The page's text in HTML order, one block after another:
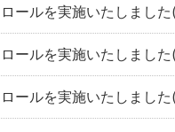
ールを実施いたしまし
ールを実施いたしまし
ールを実施いたしまし